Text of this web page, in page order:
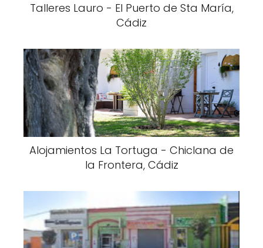
Talleres Lauro - El Puerto de Sta María,
Cádiz
Alojamientos La Tortuga - Chiclana de
la Frontera, Cádiz